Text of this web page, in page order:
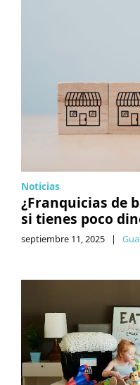
Noticias
¿Franquicias de
si tienes poco
septiembre 11, 2025 |